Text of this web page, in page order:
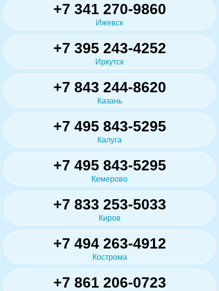
+7 341 270-9860
Ижевск
+7 395 243-4252
Иркутск
+7 843 244-8620
Казань
+7 495 843-5295
Калуга
+7 495 843-5295
Кемерово
+7 833 253-5033
Киров
+7 494 263-4912
Кострома
+7 861 206-0723